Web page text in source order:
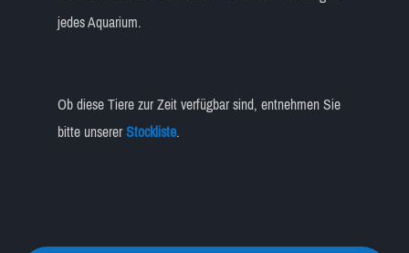
jedes Aquarium.
Ob diese Tiere zur Zeit verfügbar sind, entnehmen Sie
bitte unsererStockliste.